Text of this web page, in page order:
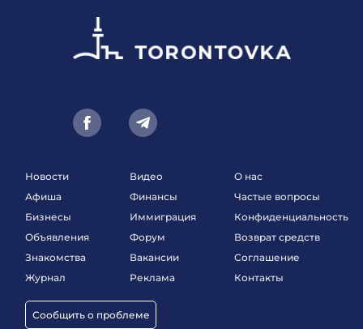
Новости
Афиша
Бизнесы
Объявления
Знакомства
Журнал
Сообщить о проблеме
Видео
Финансы
Иммиграция
Форум
Вакансии
Реклама
О нас
Частые вопросы
Конфиденциальность
Возврат средств
Соглашение
Контакты